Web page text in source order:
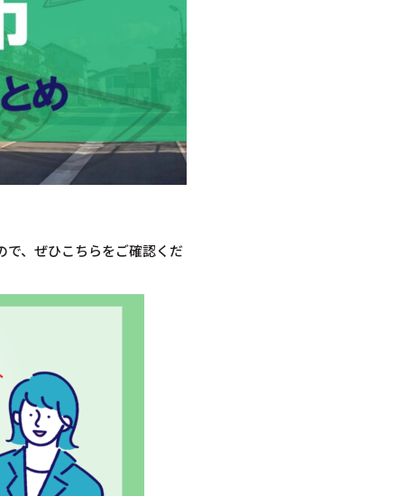
で、ぜひこちらをご確認くだ